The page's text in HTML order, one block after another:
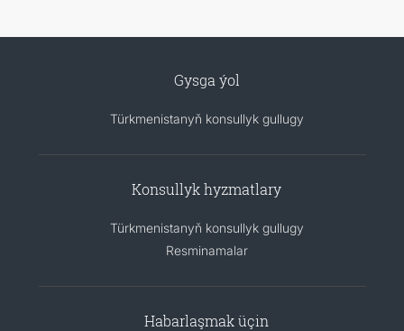
Gysga ýol
Türkmenistanyň konsullyk gullugy
Konsullyk hyzmatlary
Türkmenistanyň konsullyk gullugy
Resminamalar
Habarlaşmak üçin